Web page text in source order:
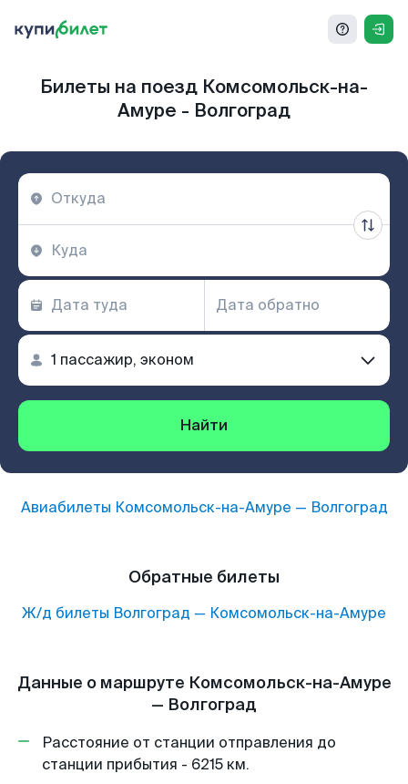
Билеты на поезд Комсомольск-на-
Амуре - Волгоград
Найти
Авиабилеты Комсомольск-на-Амуре — Волгоград
Обратные билеты
Ж/д билеты Волгоград — Комсомольск-на-Амуре
Данные о маршруте Комсомольск-на-Амуре
— Волгоград
Расстояние от станции отправления до
станции прибытия - 6215 км.